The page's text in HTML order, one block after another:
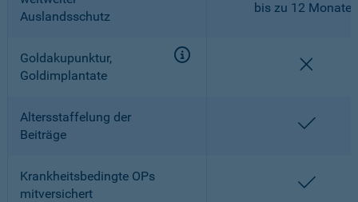
Auslandsschutz
bis zu 12 Monaten
Goldakupunktur,
Goldimplantate
Altersstaffelung der
Beiträge
Krankheitsbedingte OPs
mitversichert